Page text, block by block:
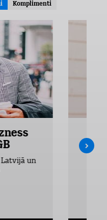
Komplimenti
Latvijā un